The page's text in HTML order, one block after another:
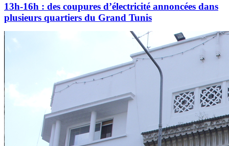
13h-16h : des coupures d’électricité annoncées dans
plusieurs quartiers du Grand Tunis